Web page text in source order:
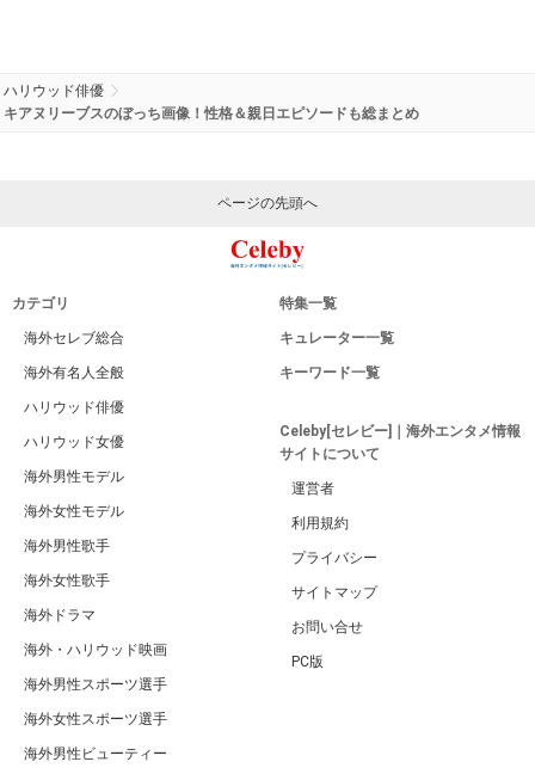
ハリウッド俳優
キアヌリーブスのぼっち画像！性格＆親日エピソードも総まとめ
ページの先頭へ
カテゴリ
海外セレブ総合
海外有名人全般
ハリウッド俳優
ハリウッド女優
海外男性モデル
海外女性モデル
海外男性歌手
海外女性歌手
海外ドラマ
海外・ハリウッド映画
海外男性スポーツ選手
海外女性スポーツ選手
海外男性ビューティー
特集一覧
キュレーター一覧
キーワード一覧
Celeby[セレビー]｜海外エンタメ情報
サイトについて
運営者
利用規約
プライバシー
サイトマップ
お問い合せ
PC版